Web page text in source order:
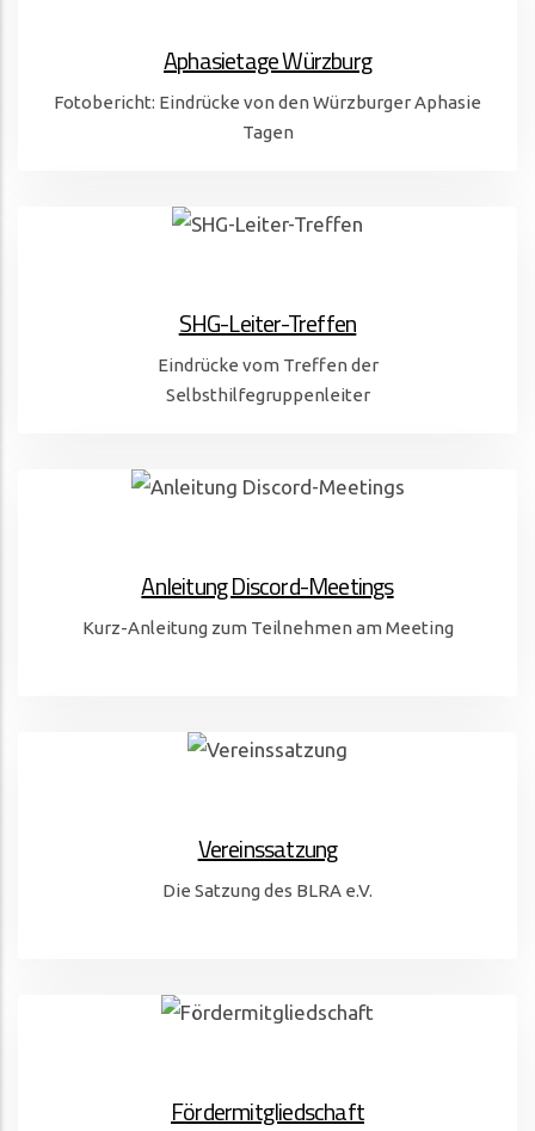
Aphasietage Würzburg
Fotobericht: Eindrücke von den Würzburger Aphasie
Tagen
SHG-Leiter-Treffen
Eindrücke vom Treffen der
Selbsthilfegruppenleiter
Anleitung Discord-Meetings
Kurz-Anleitung zum Teilnehmen am Meeting
Vereinssatzung
Die Satzung des BLRA e.V.
Fördermitgliedschaft